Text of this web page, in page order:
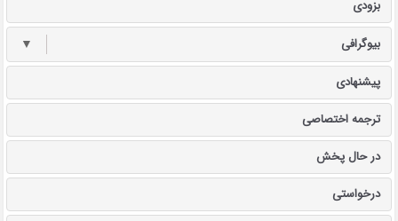
بزودی
بیوگرافی ▼
پیشنهادی
ترجمه اختصاصی
در حال پخش
درخواستی